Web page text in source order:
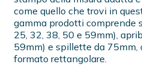
come quello che trovi in
gamma prodotti comprende
25, 32, 38, 50 e 59mm),
59mm) e spillette da 75mm,
formato rettangolare.